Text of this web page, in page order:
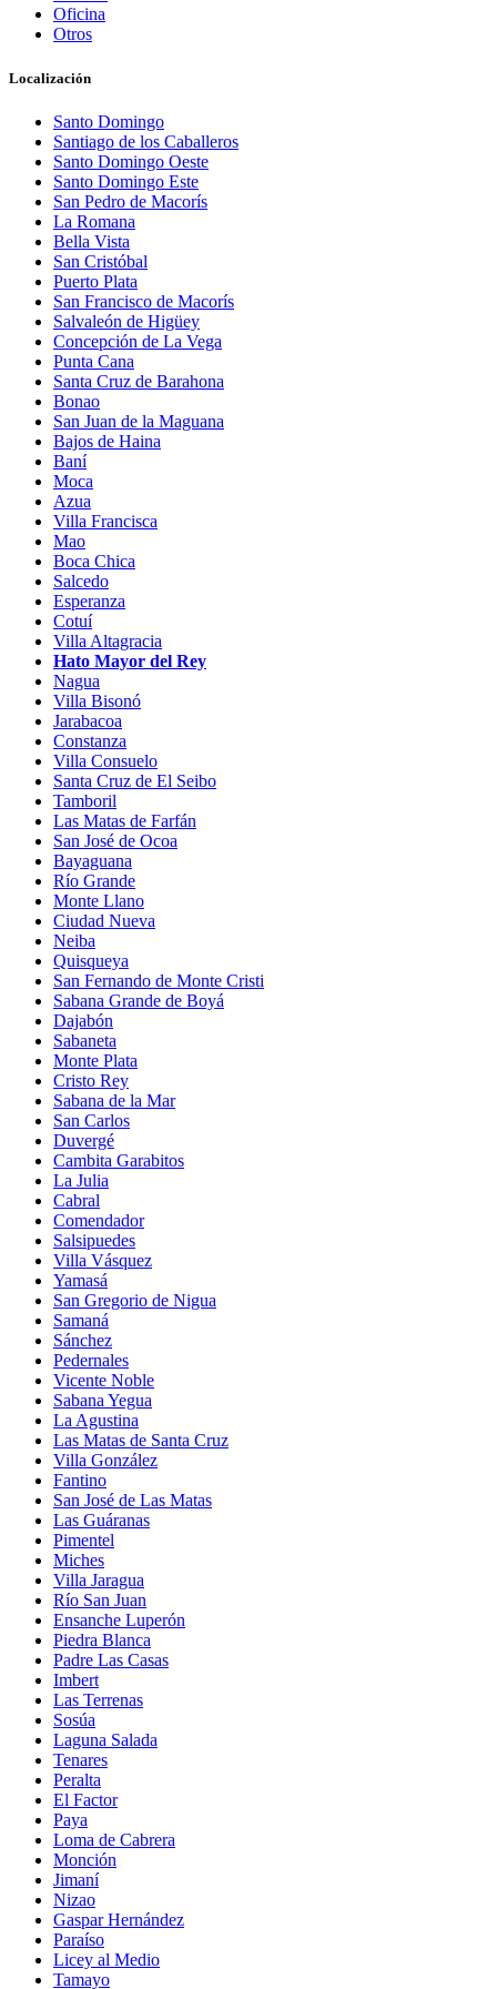
Oficina
Otros
Localización
Santo Domingo
Santiago de los Caballeros
Santo Domingo Oeste
Santo Domingo Este
San Pedro de Macorís
La Romana
Bella Vista
San Cristóbal
Puerto Plata
San Francisco de Macorís
Salvaleón de Higüey
Concepción de La Vega
Punta Cana
Santa Cruz de Barahona
Bonao
San Juan de la Maguana
Bajos de Haina
Baní
Moca
Azua
Villa Francisca
Mao
Boca Chica
Salcedo
Esperanza
Cotuí
Villa Altagracia
Hato Mayor del Rey
Nagua
Villa Bisonó
Jarabacoa
Constanza
Villa Consuelo
Santa Cruz de El Seibo
Tamboril
Las Matas de Farfán
San José de Ocoa
Bayaguana
Río Grande
Monte Llano
Ciudad Nueva
Neiba
Quisqueya
San Fernando de Monte Cristi
Sabana Grande de Boyá
Dajabón
Sabaneta
Monte Plata
Cristo Rey
Sabana de la Mar
San Carlos
Duvergé
Cambita Garabitos
La Julia
Cabral
Comendador
Salsipuedes
Villa Vásquez
Yamasá
San Gregorio de Nigua
Samaná
Sánchez
Pedernales
Vicente Noble
Sabana Yegua
La Agustina
Las Matas de Santa Cruz
Villa González
Fantino
San José de Las Matas
Las Guáranas
Pimentel
Miches
Villa Jaragua
Río San Juan
Ensanche Luperón
Piedra Blanca
Padre Las Casas
Imbert
Las Terrenas
Sosúa
Laguna Salada
Tenares
Peralta
El Factor
Paya
Loma de Cabrera
Monción
Jimaní
Nizao
Gaspar Hernández
Paraíso
Licey al Medio
Tamayo